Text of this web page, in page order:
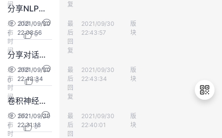
间
复
分享NLP的丰富应用
发
布
时
间
2021/09/30
22:08:56
最
后
回
复
huohaohao
2021/09/30
22:43:57
版
块
358
1
0
分享对话式人工智能(1)
发
布
时
间
2021/09/30
22:43:34
最
后
回
复
初学者7000
2021/09/30
22:43:34
版
块
368
0
0
卷积神经网络在CR中的​资源分配方面的相关应用
发
布
时
2021/09/30
22:31:18
最
后
回
@Wu
2021/09/30
22:40:01
版
块
561
1
0